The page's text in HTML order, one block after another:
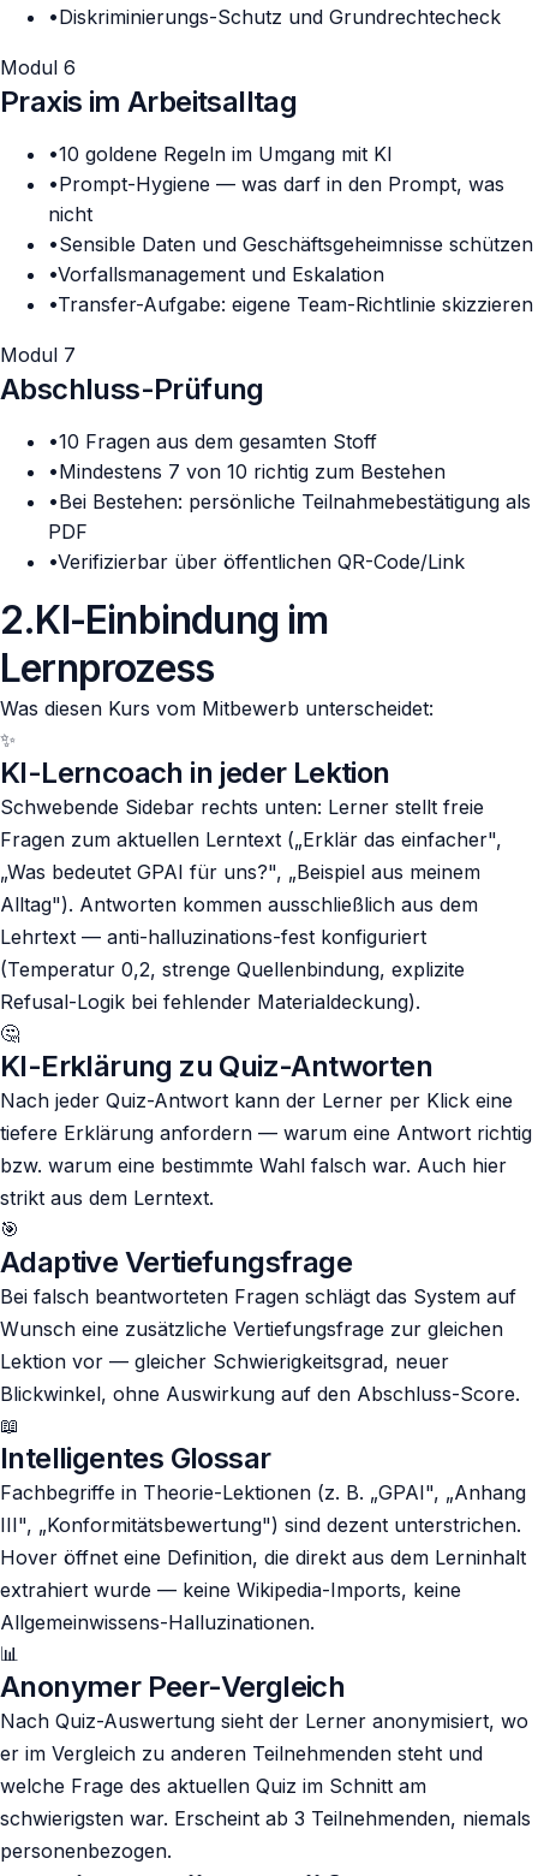
•Diskriminierungs-Schutz und Grundrechtecheck
Modul 6
Praxis im Arbeitsalltag
•10 goldene Regeln im Umgang mit KI
•Prompt-Hygiene — was darf in den Prompt, was
nicht
•Sensible Daten und Geschäftsgeheimnisse schützen
•Vorfallsmanagement und Eskalation
•Transfer-Aufgabe: eigene Team-Richtlinie skizzieren
Modul 7
Abschluss-Prüfung
•10 Fragen aus dem gesamten Stoff
•Mindestens 7 von 10 richtig zum Bestehen
•Bei Bestehen: persönliche Teilnahmebestätigung als
PDF
•Verifizierbar über öffentlichen QR-Code/Link
2.KI-Einbindung im
Lernprozess
Was diesen Kurs vom Mitbewerb unterscheidet:
✨
KI-Lerncoach in jeder Lektion
Schwebende Sidebar rechts unten: Lerner stellt freie
Fragen zum aktuellen Lerntext („Erklär das einfacher",
„Was bedeutet GPAI für uns?", „Beispiel aus meinem
Alltag"). Antworten kommen ausschließlich aus dem
Lehrtext — anti-halluzinations-fest konfiguriert
(Temperatur 0,2, strenge Quellenbindung, explizite
Refusal-Logik bei fehlender Materialdeckung).
🤔
KI-Erklärung zu Quiz-Antworten
Nach jeder Quiz-Antwort kann der Lerner per Klick eine
tiefere Erklärung anfordern — warum eine Antwort richtig
bzw. warum eine bestimmte Wahl falsch war. Auch hier
strikt aus dem Lerntext.
🎯
Adaptive Vertiefungsfrage
Bei falsch beantworteten Fragen schlägt das System auf
Wunsch eine zusätzliche Vertiefungsfrage zur gleichen
Lektion vor — gleicher Schwierigkeitsgrad, neuer
Blickwinkel, ohne Auswirkung auf den Abschluss-Score.
📖
Intelligentes Glossar
Fachbegriffe in Theorie-Lektionen (z. B. „GPAI", „Anhang
III", „Konformitätsbewertung") sind dezent unterstrichen.
Hover öffnet eine Definition, die direkt aus dem Lerninhalt
extrahiert wurde — keine Wikipedia-Imports, keine
Allgemeinwissens-Halluzinationen.
📊
Anonymer Peer-Vergleich
Nach Quiz-Auswertung sieht der Lerner anonymisiert, wo
er im Vergleich zu anderen Teilnehmenden steht und
welche Frage des aktuellen Quiz im Schnitt am
schwierigsten war. Erscheint ab 3 Teilnehmenden, niemals
personenbezogen.